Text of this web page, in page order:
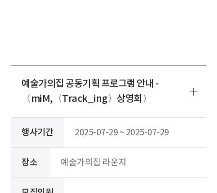
예술가의집 공동기획 프로그램 안내 -
〈miM,〈Track_ing〉상영회〉
행사기간 2025-07-29 ~ 2025-07-29
장소 예술가의집 라운지